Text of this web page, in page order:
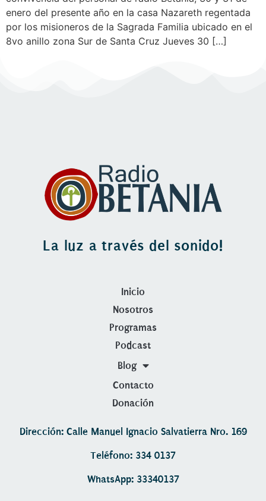
enero del presente año en la casa Nazareth regentada
por los misioneros de la Sagrada Familia ubicado en el
8vo anillo zona Sur de Santa Cruz Jueves 30 […]
La luz a través del sonido!
Inicio
Nosotros
Programas
Podcast
Blog
Contacto
Donación
Dirección: Calle Manuel Ignacio Salvatierra Nro. 169
Teléfono: 334 0137
WhatsApp: 33340137